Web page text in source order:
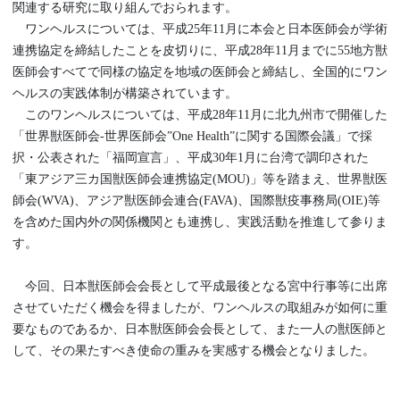
関連する研究に取り組んでおられます。
ワンヘルスについては、平成25年11月に本会と日本医師会が学術
連携協定を締結したことを皮切りに、平成28年11月までに55地方獣
医師会すべてで同様の協定を地域の医師会と締結し、全国的にワン
ヘルスの実践体制が構築されています。
このワンヘルスについては、平成28年11月に北九州市で開催した
「世界獣医師会-世界医師会”One Health”に関する国際会議」で採
択・公表された「福岡宣言」、平成30年1月に台湾で調印された
「東アジア三カ国獣医師会連携協定(MOU)」等を踏まえ、世界獣医
師会(WVA)、アジア獣医師会連合(FAVA)、国際獣疫事務局(OIE)等
を含めた国内外の関係機関とも連携し、実践活動を推進して参りま
す。
今回、日本獣医師会会長として平成最後となる宮中行事等に出席
させていただく機会を得ましたが、ワンヘルスの取組みが如何に重
要なものであるか、日本獣医師会会長として、また一人の獣医師と
して、その果たすべき使命の重みを実感する機会となりました。